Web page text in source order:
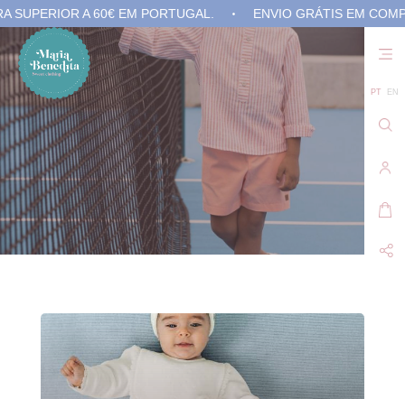
A 60€ EM PORTUGAL. ENVIO GRÁTIS EM COMPRA
PT EN
Não
no
de